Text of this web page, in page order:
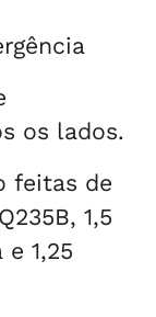
os lados.
feitas de
1,5
1,25